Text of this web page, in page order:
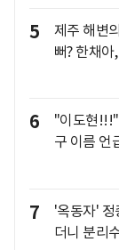
5
제주 해변
뻐? 한채
6
"이도현!!!"
구 이름 언
7
'옥동자' 정
더니 분리